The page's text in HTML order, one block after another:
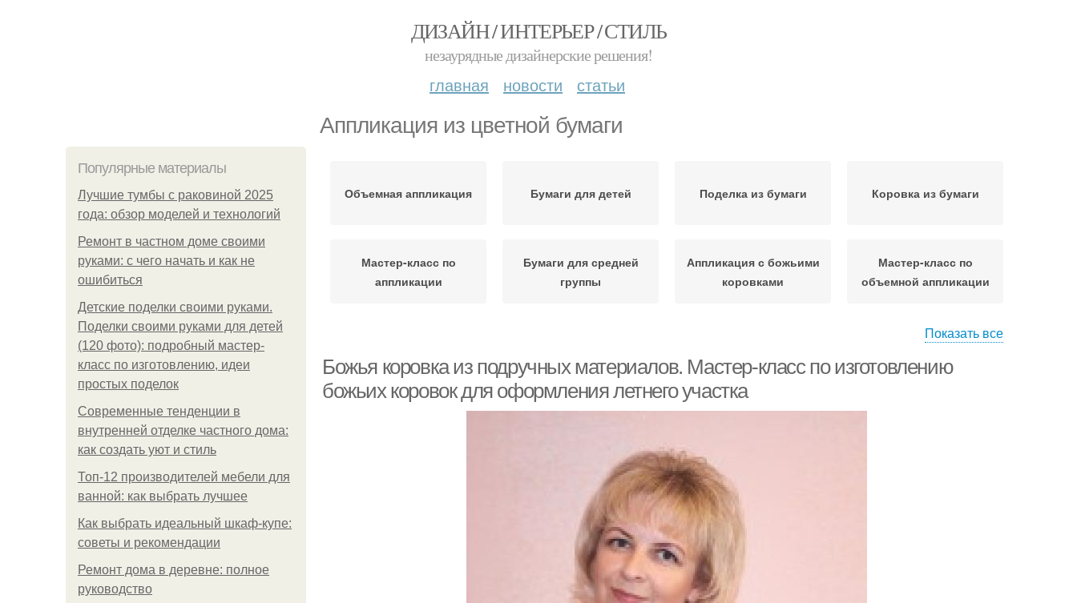
ДИЗАЙН / ИНТЕРЬЕР / СТИЛЬ
незаурядные дизайнерские решения!
главная новости статьи
Аппликация из цветной бумаги
Популярные материалы
Лучшие тумбы с раковиной 2025
года: обзор моделей и технологий
Ремонт в частном доме своими
руками: с чего начать и как не
ошибиться
Детские поделки своими руками.
Поделки своими руками для детей
(120 фото): подробный мастер-
класс по изготовлению, идеи
простых поделок
Современные тенденции в
внутренней отделке частного дома:
как создать уют и стиль
Топ-12 производителей мебели для
ванной: как выбрать лучшее
Как выбрать идеальный шкаф-купе:
советы и рекомендации
Ремонт дома в деревне: полное
руководство
Объемная аппликация Бумаги для детей Поделка из бумаги Коровка из бумаги
Мастер-класс по
аппликации
Бумаги для средней
группы
Аппликация с божьими
коровками
Мастер-класс по
объемной аппликации
бумаги
Аппликация из полосок Ежики из бумаги
Показать все
Божья коровка из подручных материалов. Мастер-класс по изготовлению
божьих коровок для оформления летнего участка